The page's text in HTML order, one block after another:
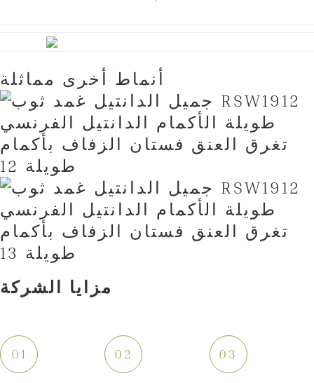
أنماط أخرى مماثلة
مزايا الشركة
01 02 03